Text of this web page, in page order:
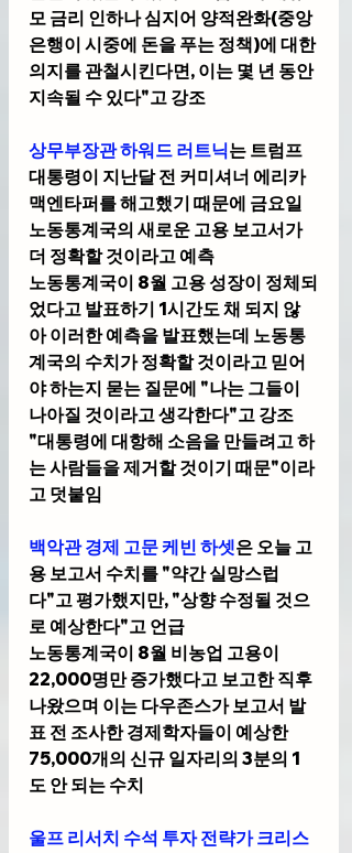
모 금리 인하나 심지어 양적완화(중앙
은행이 시중에 돈을 푸는 정책)에 대한
의지를 관철시킨다면, 이는 몇 년 동안
지속될 수 있다"고 강조
상무부장관 하워드 러트닉는 트럼프
대통령이 지난달 전 커미셔너 에리카
맥엔타퍼를 해고했기 때문에 금요일
노동통계국의 새로운 고용 보고서가
더 정확할 것이라고 예측
노동통계국이 8월 고용 성장이 정체되
었다고 발표하기 1시간도 채 되지 않
아 이러한 예측을 발표했는데 노동통
계국의 수치가 정확할 것이라고 믿어
야 하는지 묻는 질문에 "나는 그들이
나아질 것이라고 생각한다"고 강조
"대통령에 대항해 소음을 만들려고 하
는 사람들을 제거할 것이기 때문"이라
고 덧붙임
백악관 경제 고문 케빈 하셋은 오늘 고
용 보고서 수치를 "약간 실망스럽
다"고 평가했지만, "상향 수정될 것으
로 예상한다"고 언급
노동통계국이 8월 비농업 고용이
22,000명만 증가했다고 보고한 직후
나왔으며 이는 다우존스가 보고서 발
표 전 조사한 경제학자들이 예상한
75,000개의 신규 일자리의 3분의 1
도 안 되는 수치
울프 리서치 수석 투자 전략가 크리스